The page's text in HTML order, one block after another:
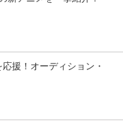
援！オーディション・